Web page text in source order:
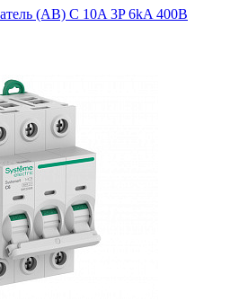
(АВ) C 10A 3P 6kA 400В